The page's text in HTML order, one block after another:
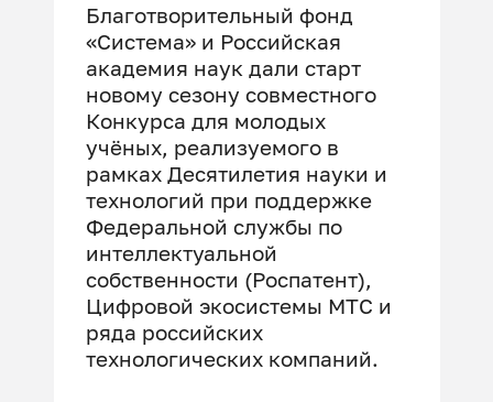
Благотворительный фонд
«Система» и Российская
академия наук дали старт
новому сезону совместного
Конкурса для молодых
учёных, реализуемого в
рамках Десятилетия науки и
технологий при поддержке
Федеральной службы по
интеллектуальной
собственности (Роспатент),
Цифровой экосистемы МТС и
ряда российских
технологических компаний.